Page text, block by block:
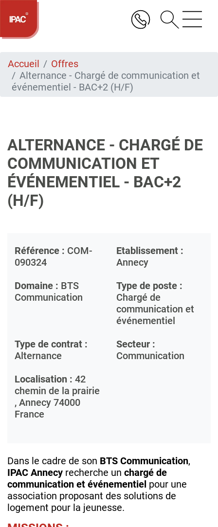
Aller
contenu
Accueil
Offres
Alternance - Chargé de communication et
événementiel - BAC+2 (H/F)
ALTERNANCE - CHARGÉ DE
COMMUNICATION ET
ÉVÉNEMENTIEL - BAC+2
(H/F)
Référence : COM-
090324
Etablissement :
Annecy
Domaine : BTS
Communication
Type de poste :
Chargé de
communication et
événementiel
Type de contrat :
Alternance
Secteur :
Communication
Localisation : 42
chemin de la prairie
, Annecy 74000
France
Dans le cadre de son BTS Communication,
IPAC Annecy recherche un chargé de
communication et événementiel pour une
association proposant des solutions de
logement pour la jeunesse.